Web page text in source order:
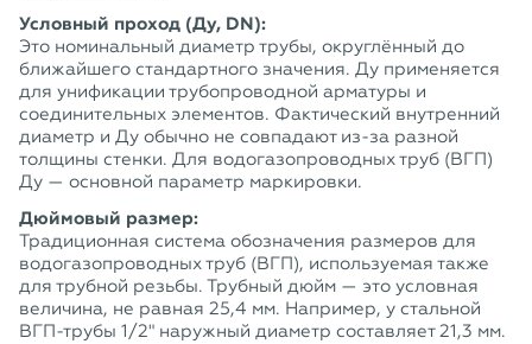
Условный проход (Ду, DN):
Это номинальный диаметр трубы, округлённый до
ближайшего стандартного значения. Ду применяется
для унификации трубопроводной арматуры и
соединительных элементов. Фактический внутренний
диаметр и Ду обычно не совпадают из-за разной
толщины стенки. Для водогазопроводных труб (ВГП)
Ду — основной параметр маркировки.
Дюймовый размер:
Традиционная система обозначения размеров для
водогазопроводных труб (ВГП), используемая также
для трубной резьбы. Трубный дюйм — это условная
величина, не равная 25,4 мм. Например, у стальной
ВГП-трубы 1/2" наружный диаметр составляет 21,3 мм.